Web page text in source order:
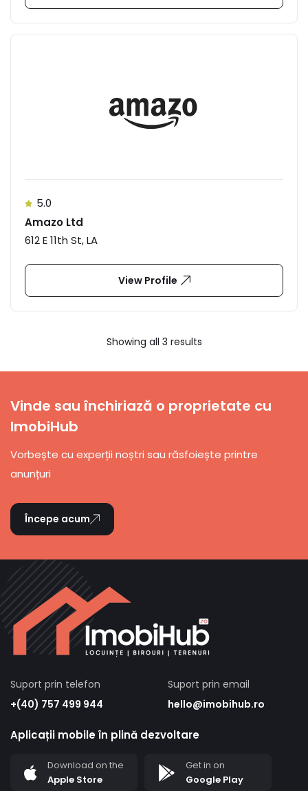
5.0
Amazo Ltd
612 E 11th St, LA
View Profile
Showing all 3 results
Vinde sau închiriază o proprietate cu
ImobiHub
Vorbește cu experții noștri sau răsfoiește printre
anunțuri
Începe acum
Suport prin telefon
+(40) 757 499 944
Suport prin email
hello@imobihub.ro
Aplicații mobile în plină dezvoltare
Download on the
Apple Store
Get in on
Google Play